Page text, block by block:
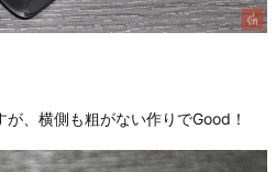
、横側も粗がない作りでGood！